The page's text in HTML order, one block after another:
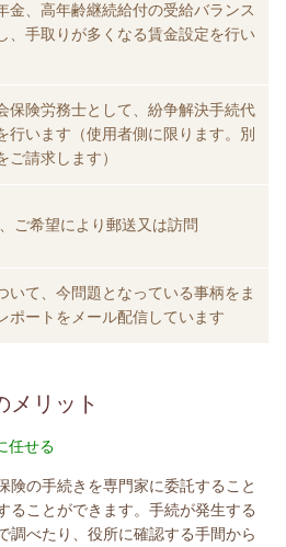
金、高年齢継続給付の受給バランス
、手取りが多くなる賃金設定を行い
保険労務士として、紛争解決手続代
行います（使用者側に限ります。別
ご請求します）
ご希望により郵送又は訪問
いて、今問題となっている事柄をま
ポートをメール配信しています
メリット
任せる
険の手続きを専門家に委託すること
ることができます。手続が発生する
調べたり、役所に確認する手間から